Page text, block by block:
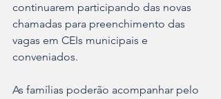
continuarem participando das novas
chamadas para preenchimento das
vagas em CEIs municipais e
conveniados.
As famílias poderão acompanhar pelo